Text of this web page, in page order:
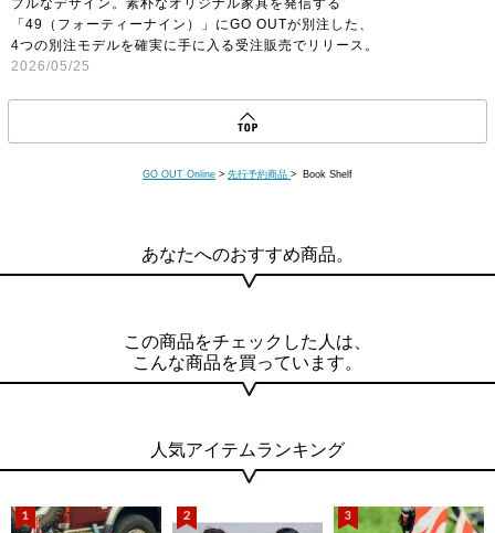
の性質上、実際の色と異なって見える場合がございますので予め
ご了承ください。
【応募締切】
数量なくなり次第早期終了
「49（フォーティーナイン）」にGO OUTが別注した、
4つの別注モデルを確実に手に入る受注販売でリリース。
2026/05/25
GO OUT Online > 先行予約商品 > Book Shelf
あなたへのおすすめ商品。
この商品をチェックした人は、
こんな商品を買っています。
人気アイテムランキング